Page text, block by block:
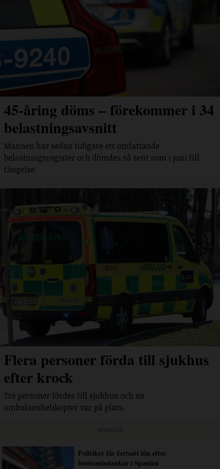
45-åring döms – förekommer i 34
belastningsavsnitt
Mannen har sedan tidigare ett omfattande
belastningsregister och dömdes så sent som i juni till
fängelse.
Flera personer förda till sjukhus
efter krock
Tre personer fördes till sjukhus och en
ambulanshelikopter var på plats.
Politiker får fortsatt lön efter
brottsmisstankar i Spanien